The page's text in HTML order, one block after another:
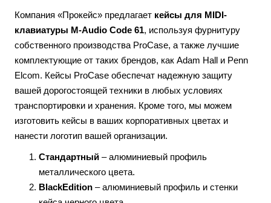
Компания «Прокейс» предлагает кейсы для MIDI-
клавиатуры M-Audio Code 61, используя фурнитуру
собственного производства ProCase, а также лучшие
комплектующие от таких брендов, как Adam Hall и Penn
Elcom. Кейсы ProCase обеспечат надежную защиту
вашей дорогостоящей техники в любых условиях
транспортировки и хранения. Кроме того, мы можем
изготовить кейсы в ваших корпоративных цветах и
нанести логотип вашей организации.
Стандартный – алюминиевый профиль
металлического цвета.
BlackEdition – алюминиевый профиль и стенки